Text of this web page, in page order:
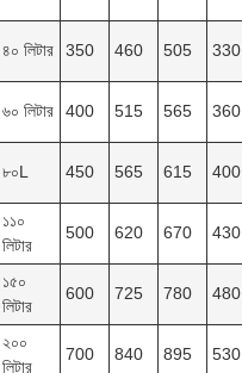
৪০ লিটার 350 460 505 330
৬০ লিটার 400 515 565 360
৮০L 450 565 615 400
১১০
লিটার
500 620 670 430
১৫০
লিটার
600 725 780 480
২০০
লিটার
700 840 895 530